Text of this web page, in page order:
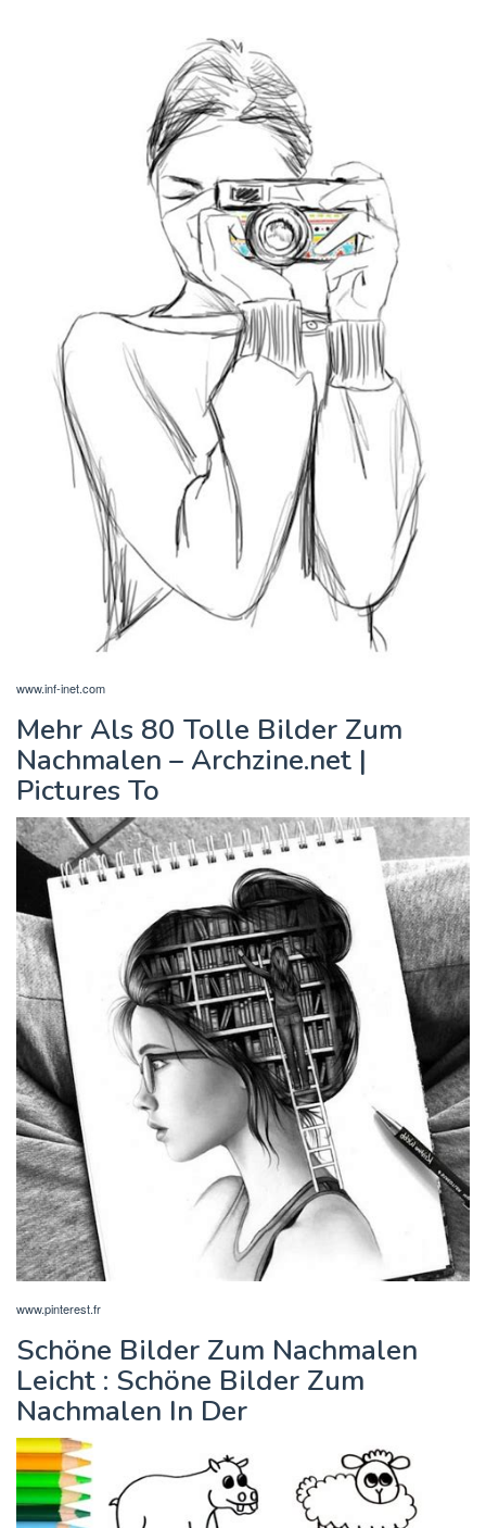
www.inf-inet.com
Mehr Als 80 Tolle Bilder Zum
Nachmalen – Archzine.net |
Pictures To
www.pinterest.fr
Schöne Bilder Zum Nachmalen
Leicht : Schöne Bilder Zum
Nachmalen In Der